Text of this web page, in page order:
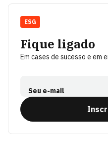
Fique ligado
Em cases de sucesso e em
Seu e-mail
ESG